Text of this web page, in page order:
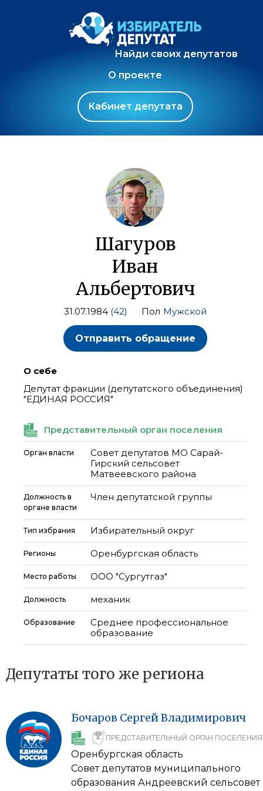
Найди своих депутатов
О проекте
Кабинет депутата
Шагуров
Иван
Альбертович
31.07.1984 (42) Пол Мужской
Отправить обращение
О себе
Депутат фракции (депутатского объединения)
"ЕДИНАЯ РОССИЯ"
Представительный орган поселения
Орган власти
Совет депутатов МО Сарай-
Гирский сельсовет
Матвеевского района
Должность в
органе власти
Член депутатской группы
Тип избрания Избирательный округ
Регионы Оренбургская область
Место работы ООО "Сургутгаз"
Должность механик
Образование
Среднее профессиональное
образование
Депутаты того же региона
Бочаров СергейВладимирович
ПРЕДСТАВИТЕЛЬНЫЙ ОРГАН ПОСЕЛЕНИЯ
Оренбургская область
Совет депутатов муниципального
образования Андреевский сельсовет